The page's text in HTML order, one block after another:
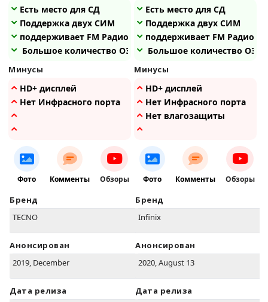
Есть место для СД
Поддержка двух СИМ
поддерживает FM Радио
Большое количество ОЗУ
Минусы
HD+ дисплей
Нет Инфрасного порта
Фото Комменты Обзоры
Бренд
TECNO
Анонсирован
2019, December
Дата релиза
Есть место для СД
Поддержка двух СИМ
поддерживает FM Радио
Большое количество ОЗУ
Минусы
HD+ дисплей
Нет Инфрасного порта
Нет влагозащиты
Фото Комменты Обзоры
Бренд
Infinix
Анонсирован
2020, August 13
Дата релиза